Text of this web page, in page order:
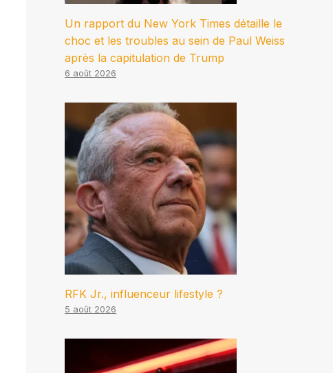
Un rapport du New York Times détaille le
choc et les troubles au sein de Paul Weiss
après la capitulation de Trump
6 août 2026
RFK Jr., influenceur lifestyle ?
5 août 2026